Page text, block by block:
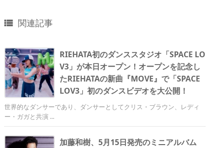
 関連記事
RIEHATA初のダンススタジオ「SPACE LO
V3」が本日オープン！オープンを記念し
たRIEHATAの新曲『MOVE』で「SPACE
LOV3」初のダンスビデオを大公開！
世界的なダンサーであり、ダンサーとしてクリス・ブラウン、レディ
ー・ガガと共演 ...
加藤和樹、5月15日発売のミニアルバム